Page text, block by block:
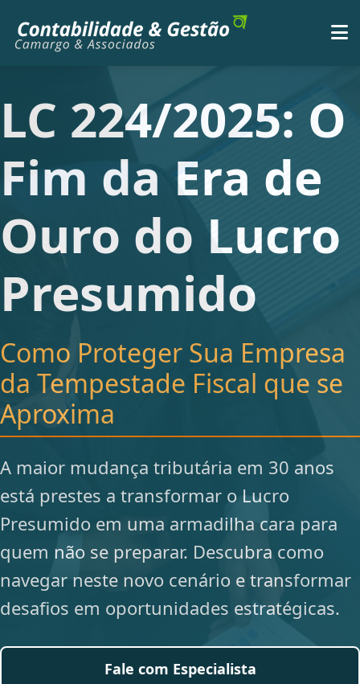
LC 224/2025: O
Fim da Era de
Ouro do Lucro
Presumido
Como Proteger Sua Empresa
da Tempestade Fiscal que se
Aproxima
A maior mudança tributária em 30 anos
está prestes a transformar o Lucro
Presumido em uma armadilha cara para
quem não se preparar. Descubra como
navegar neste novo cenário e transformar
desafios em oportunidades estratégicas.
Fale com Especialista